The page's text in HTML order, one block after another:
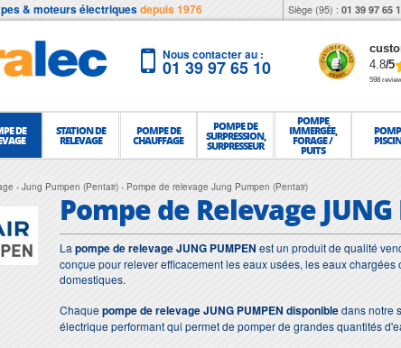
& moteurs électriquesdepuis 1976 Siège (95) : 01 39 97 65
Nous contacter au :
01 39 97 65 10 4.8/5
598
DE STATION DE
RELEVAGE
POMPE DE
CHAUFFAGE
POMPE DE
SURPRESSION,
SURPRESSEUR
POMPE
IMMERGÉE,
FORAGE /
PUITS
Jung Pumpen (Pentair) Pompe de relevage Jung Pumpen (Pentair)
Pompe de Relevage JUNG
La pompe de relevage JUNG PUMPEN est un produit de qualité
conçue pour relever efficacement les eaux usées, les eaux
domestiques.
Chaquepompe de relevage JUNG PUMPEN disponibledans notre
électrique performant qui permet de pomper de grandes quantités